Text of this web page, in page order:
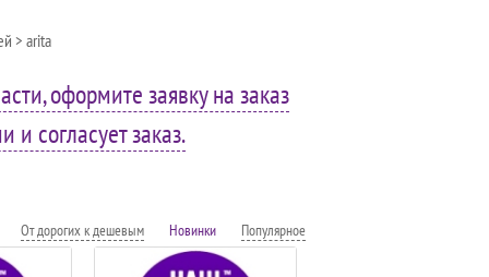
> arita
оформите заявку на заказ
согласует заказ.
От дорогих к дешевым Новинки Популярное